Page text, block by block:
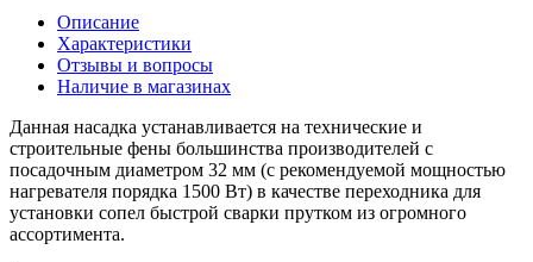
Описание
Характеристики
Отзывы и вопросы
Наличие в магазинах
Данная насадка устанавливается на технические и
строительные фены большинства производителей с
посадочным диаметром 32 мм (с рекомендуемой мощностью
нагревателя порядка 1500 Вт) в качестве переходника для
установки сопел быстрой сварки прутком из огромного
ассортимента.